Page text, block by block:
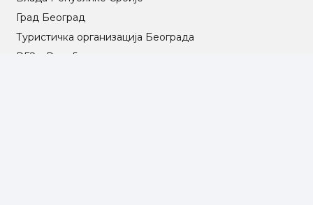
Град Београд
Туристичка организација Београда
РГЗ – Републички геодетски завод